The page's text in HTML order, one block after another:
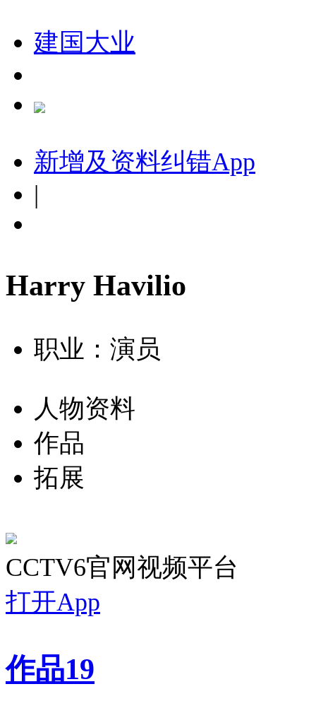
建国大业
新增及资料纠错App
|
Harry Havilio
职业：演员
人物资料
作品
拓展
CCTV6官网视频平台
打开App
作品19